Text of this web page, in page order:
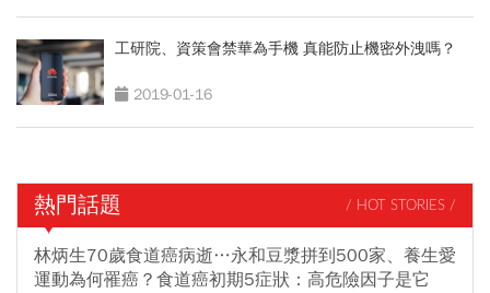
工研院、資策會禁華為手機 真能防止機密外洩嗎？
2019-01-16
熱門話題 / HOT STORIES /
林炳生70歲食道癌病逝…永和豆漿拼到500家、養生愛
運動為何罹癌？食道癌初期5症狀：高危險因子是它